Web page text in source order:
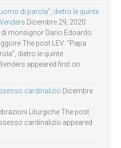
di parola”, dietro le quinte
Dicembre 29, 2020
monsignor Dario Edoardo
The post LEV: “Papa
dietro le quinte
appeared first on
cardinalizio Dicembre
Liturgiche The post
cardinalizio appeared